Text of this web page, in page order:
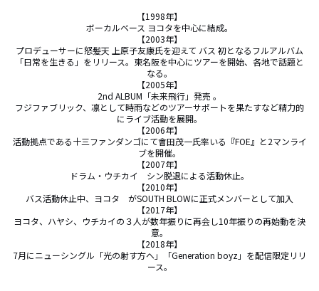
【1998年】
ボーカルベース ヨコタを中心に結成。
【2003年】
プロデューサーに怒髪天 上原子友康氏を迎えて バス 初となるフルアルバム
「日常を生きる」をリリース。東名阪を中心にツアーを開始、各地で話題と
なる。
【2005年】
2nd ALBUM「未来飛行」発売 。
フジファブリック、凛として時雨などのツアーサポートを果たすなど精力的
にライブ活動を展開。
【2006年】
活動拠点である十三ファンダンゴにて會田茂一氏率いる『FOE』と2マンライ
ブを開催。
【2007年】
ドラム・ウチカイ　シン脱退による活動休止。
【2010年】
バス活動休止中、ヨコタ　がSOUTH BLOWに正式メンバーとして加入
【2017年】
ヨコタ、ハヤシ、ウチカイの３人が数年振りに再会し10年振りの再始動を決
意。
【2018年】
7月にニューシングル「光の射す方へ」「Generation boyz」を配信限定リリ
ース。